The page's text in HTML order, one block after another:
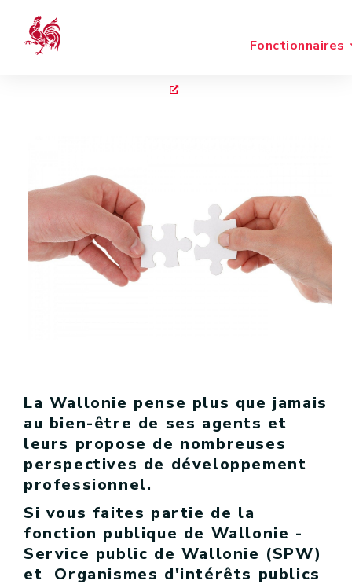
Fonctionnaires
La Wallonie pense plus que jamais
au bien-être de ses agents et
leurs propose de nombreuses
perspectives de développement
professionnel.
Si vous faites partie de la
fonction publique de Wallonie -
Service public de Wallonie (SPW)
et Organismes d'intérêts publics